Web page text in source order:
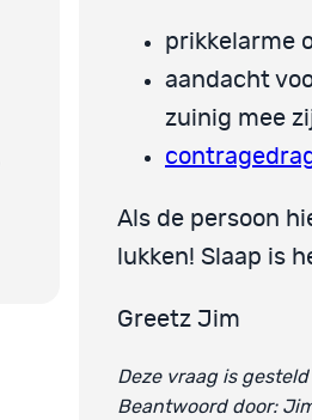
prikkelarme
aandacht
zuinig mee
Als de persoon
lukken! Slaap is
Greetz Jim
Deze vraag is
Beantwoord door: